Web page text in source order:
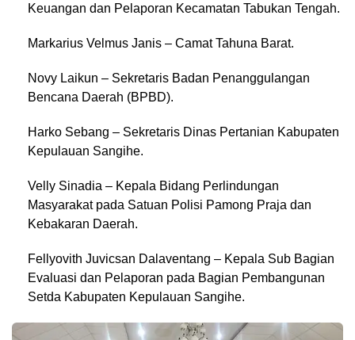
Keuangan dan Pelaporan Kecamatan Tabukan Tengah.
Markarius Velmus Janis – Camat Tahuna Barat.
Novy Laikun – Sekretaris Badan Penanggulangan
Bencana Daerah (BPBD).
Harko Sebang – Sekretaris Dinas Pertanian Kabupaten
Kepulauan Sangihe.
Velly Sinadia – Kepala Bidang Perlindungan
Masyarakat pada Satuan Polisi Pamong Praja dan
Kebakaran Daerah.
Fellyovith Juvicsan Dalaventang – Kepala Sub Bagian
Evaluasi dan Pelaporan pada Bagian Pembangunan
Setda Kabupaten Kepulauan Sangihe.